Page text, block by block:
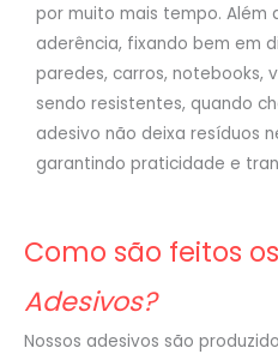
por muito mais tempo. Além
aderência, fixando bem em
paredes, carros, notebooks,
sendo resistentes, quando
adesivo não deixa resíduos
garantindo praticidade e
Como são feitos os
Adesivos?
Nossos adesivos são